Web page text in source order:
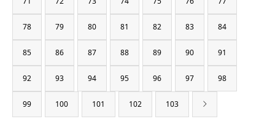
78 79 80 81 82 83 84
85 86 87 88 89 90 91
92 93 94 95 96 97 98
99 100 101 102 103